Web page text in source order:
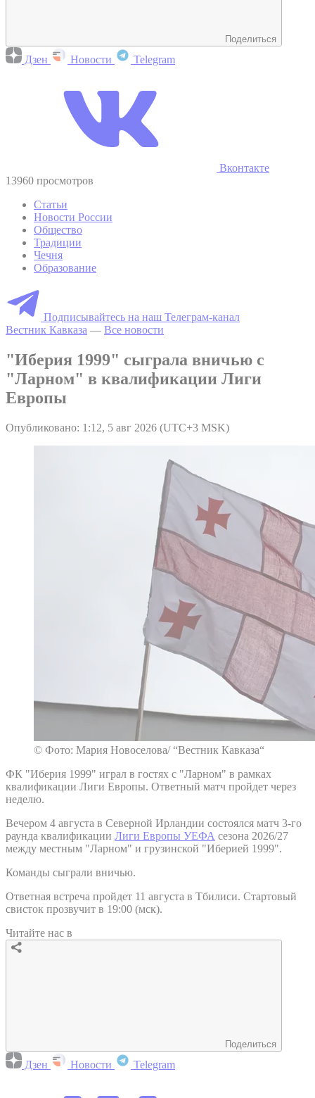
Поделиться
Дзен Новости Telegram
Вконтакте
13960 просмотров
Статьи
Новости России
Общество
Традиции
Чечня
Образование
Подписывайтесь на наш Телеграм-канал
Вестник Кавказа — Все новости
"Иберия 1999" сыграла вничью с
"Ларном" в квалификации Лиги
Европы
Опубликовано: 1:12, 5 авг 2026 (UTC+3 MSK)
© Фото: Мария Новоселова/ “Вестник Кавказа“
ФК "Иберия 1999" играл в гостях с "Ларном" в рамках
квалификации Лиги Европы. Ответный матч пройдет через
неделю.
Вечером 4 августа в Северной Ирландии состоялся матч 3-го
раунда квалификации Лиги Европы УЕФА сезона 2026/27
между местным "Ларном" и грузинской "Иберией 1999".
Команды сыграли вничью.
Ответная встреча пройдет 11 августа в Тбилиси. Стартовый
свисток прозвучит в 19:00 (мск).
Читайте нас в
Поделиться
Дзен Новости Telegram